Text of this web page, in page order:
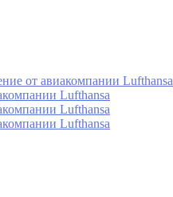
от авиакомпании Lufthansa
Lufthansa
Lufthansa
Lufthansa